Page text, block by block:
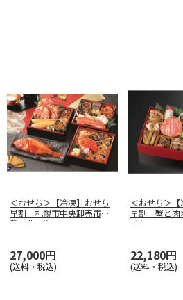
＜おせち＞【冷凍】おせち
早割 札幌市中央卸売市場
発 北の漁
27,000円
(送料・税込)
＜おせち＞【
早割 蟹と肉
せち
22,180円
(送料・税込)